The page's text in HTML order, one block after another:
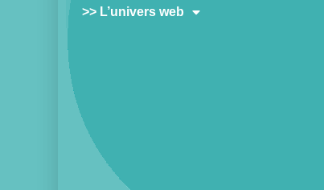
>> L’univers web